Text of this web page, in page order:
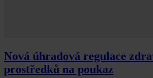
Nová úhradová regulace
prostředků na poukaz